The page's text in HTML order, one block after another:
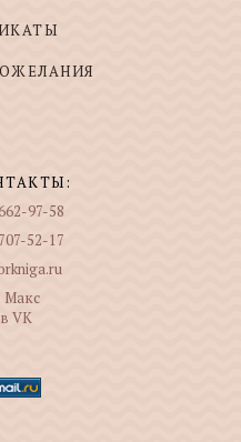
97-58
52-17
VK